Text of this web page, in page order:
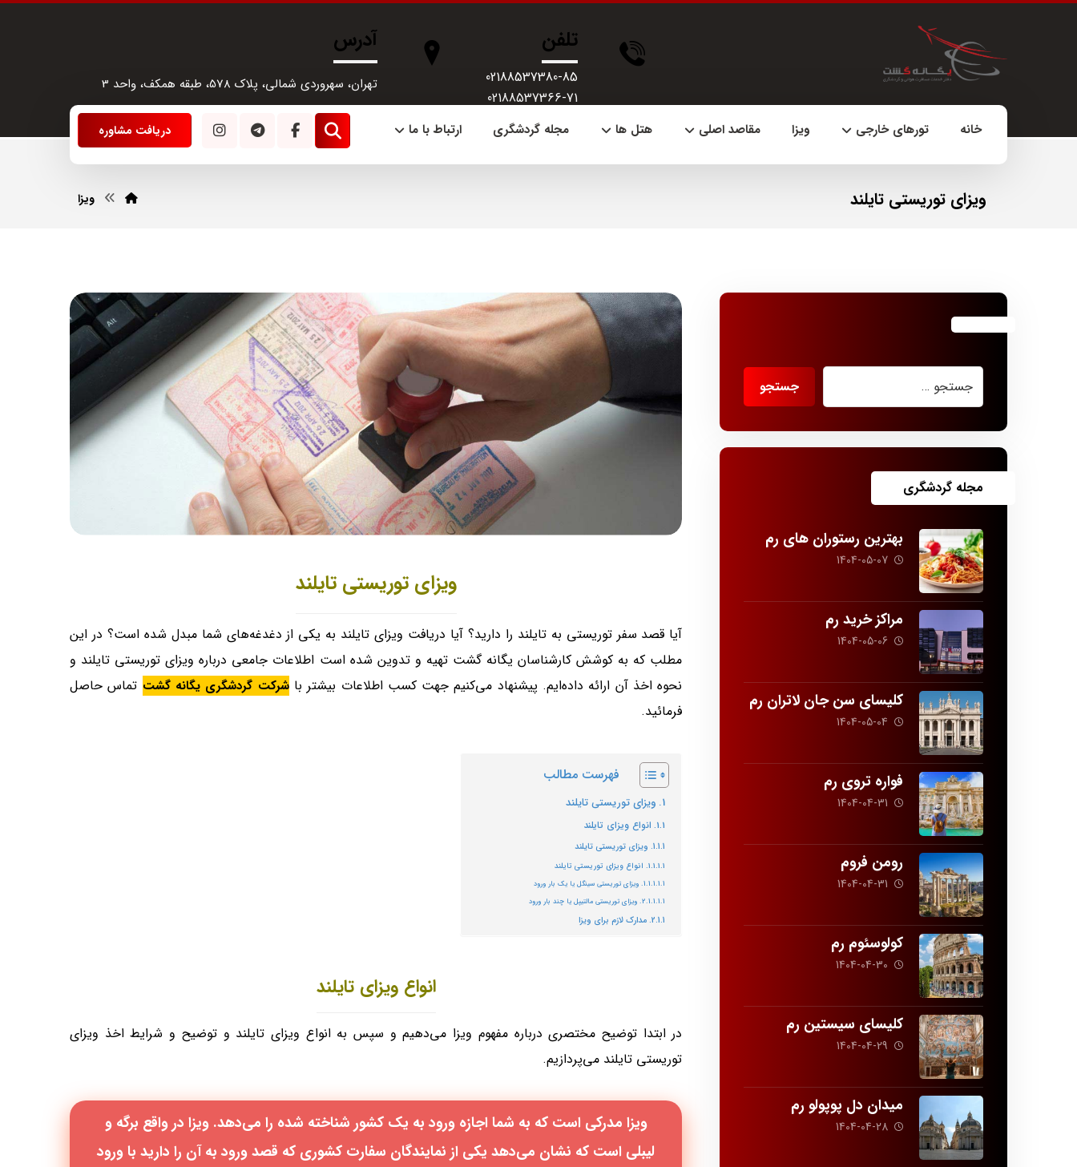
تلفن
02188537380-85
02188537366-71
آدرس
تهران، سهروردی شمالی، پلاک 578، طبقه همکف، واحد 3
خانه تورهای خارجی ویزا مقاصد اصلی هتل ها مجله گردشگری ارتباط با ما دریافت مشاوره
ویزای توریستی تایلند ویزا
ویزای توریستی تایلند
آیا قصد سفر توریستی به تایلند را دارید؟ آیا دریافت ویزای تایلند به یکی از دغدغه‌های شما مبدل شده است؟ در این
مطلب که به کوشش کارشناسان یگانه گشت تهیه و تدوین شده است اطلاعات جامعی درباره ویزای توریستی تایلند و
نحوه اخذ آن ارائه داده‌ایم. پیشنهاد می‌کنیم جهت کسب اطلاعات بیشتر باشرکت گردشگری یگانه گشت تماس حاصل
فرمائید.
فهرست مطالب
ویزای توریستی تایلند
انواع ویزای تایلند
ویزای توریستی تایلند
انواع ویزای توریستی تایلند
ویزای توریستی سینگل یا یک بار ورود
ویزای توریستی مالتیپل یا چند بار ورود
مدارک لازم برای ویزا
انواع ویزای تایلند
در ابتدا توضیح مختصری درباره مفهوم ویزا می‌دهیم و سپس به انواع ویزای تایلند و توضیح و شرایط اخذ ویزای
توریستی تایلند می‌پردازیم.
ویزا مدرکی است که به شما اجازه ورود به یک کشور شناخته شده را می‌دهد. ویزا در واقع برگه‌ و
لیبلی است که نشان می‌دهد یکی از نمایندگان سفارت کشوری که قصد ورود به آن را دارید با ورود
مجله گردشگری
بهترین رستوران های رم
1404-05-07
مراکز خرید رم
1404-05-06
کلیسای سن جان لاتران رم
1404-05-04
فواره تروی رم
1404-04-31
رومن فروم
1404-04-31
کولوسئوم رم
1404-04-30
کلیسای سیستین رم
1404-04-29
میدان دل پوپولو رم
1404-04-28